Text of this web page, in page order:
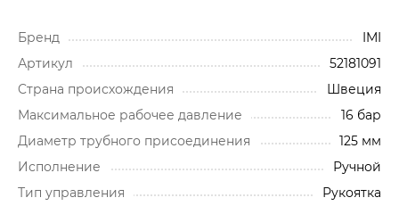
Бренд
IMI
Артикул
52181091
Cтрана происхождения
Швеция
Максимальное рабочее давление
16 бар
Диаметр трубного присоединения
125 мм
Исполнение
Ручной
Тип управления
Рукоятка